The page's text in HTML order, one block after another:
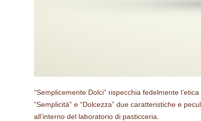
“Semplicemente Dolci” rispecchia fedelmente l’etica
“Semplicità” e “Dolcezza” due caratteristiche e
all’interno del laboratorio di pasticceria.